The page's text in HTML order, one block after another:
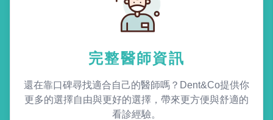
完整醫師資訊
還在靠口碑尋找適合自己的醫師嗎？Dent&Co提供你
更多的選擇自由與更好的選擇，帶來更方便與舒適的
看診經驗。